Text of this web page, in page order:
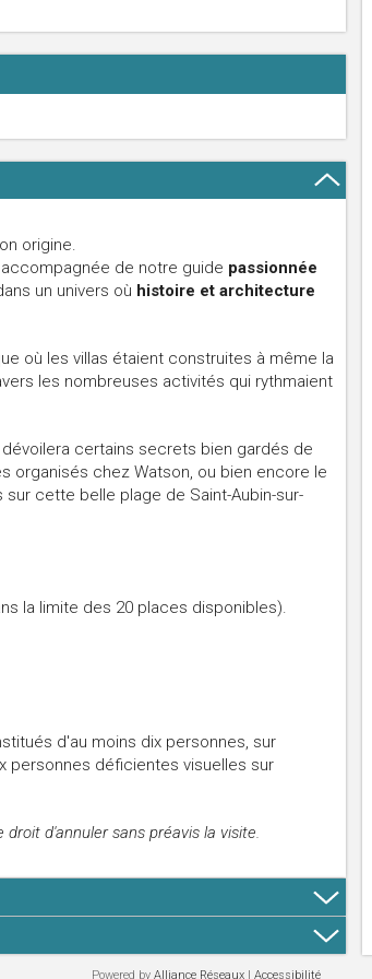
origine.
accompagnée de notre guide passionnée
un univers où histoire et architecture
où les villas étaient construites à même la
les nombreuses activités qui rythmaient
dévoilera certains secrets bien gardés de
organisés chez Watson, ou bien encore le
cette belle plage de Saint-Aubin-sur-
la limite des 20 places disponibles).
d'au moins dix personnes, sur
personnes déficientes visuelles sur
d'annuler sans préavis la visite.
Powered by Alliance Réseaux | Accessibilité